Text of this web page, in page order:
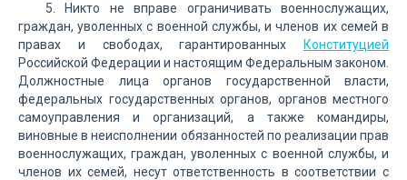
5. Никто не вправе ограничивать военнослужащих,
граждан, уволенных с военной службы, и членов их семей в
правах и свободах, гарантированных
Конституцией
Российской Федерации и настоящим Федеральным законом.
Должностные лица органов государственной власти,
федеральных государственных органов, органов местного
самоуправления и организаций, а также командиры,
виновные в неисполнении обязанностей по реализации прав
военнослужащих, граждан, уволенных с военной службы, и
членов их семей, несут ответственность в соответствии с